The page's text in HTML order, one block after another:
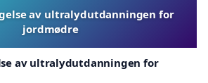
av ultralydutdanningen for
jordmødre
av ultralydutdanningen for